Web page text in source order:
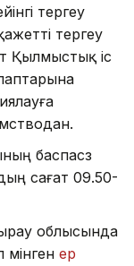
тергеу
тергеу
Қылмыстық іс
баспасөз
сағат 09.50-
облысында
ер